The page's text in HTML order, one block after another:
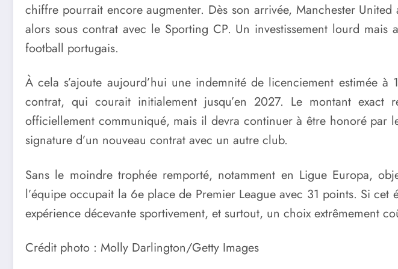
chiffre pourrait encore augmenter. Dès son arrivée, Manchester
alors sous contrat avec le Sporting CP. Un investissement lourd
football portugais.
À cela s’ajoute aujourd’hui une indemnité de licenciement estimée
contrat, qui courait initialement jusqu’en 2027. Le montant exact
officiellement communiqué, mais il devra continuer à être honoré par
signature d’un nouveau contrat avec un autre club.
Sans le moindre trophée remporté, notamment en Ligue Europa,
l’équipe occupait la 6e place de Premier League avec 31 points. Si
expérience décevante sportivement, et surtout, un choix extrêmement
Crédit photo : Molly Darlington/Getty Images